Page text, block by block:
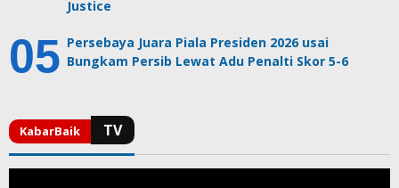
Justice
Persebaya Juara Piala Presiden 2026 usai
Bungkam Persib Lewat Adu Penalti Skor 5-6